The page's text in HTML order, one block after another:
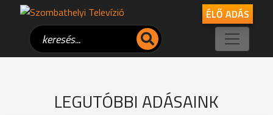
ÉLŐ ADÁS
LEGUTÓBBI ADÁSAINK